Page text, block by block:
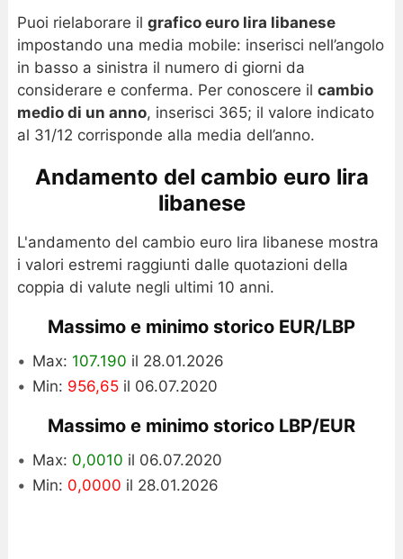
Puoi rielaborare il grafico euro lira libanese
impostando una media mobile: inserisci nell’angolo
in basso a sinistra il numero di giorni da
considerare e conferma. Per conoscere il cambio
medio di un anno, inserisci 365; il valore indicato
al 31/12 corrisponde alla media dell’anno.
Andamento del cambio euro lira
libanese
L'andamento del cambio euro lira libanese mostra
i valori estremi raggiunti dalle quotazioni della
coppia di valute negli ultimi 10 anni.
Massimo e minimo storico EUR/LBP
Max: 107.190 il 28.01.2026
Min: 956,65il 06.07.2020
Massimo e minimo storico LBP/EUR
Max: 0,0010 il 06.07.2020
Min: 0,0000 il 28.01.2026